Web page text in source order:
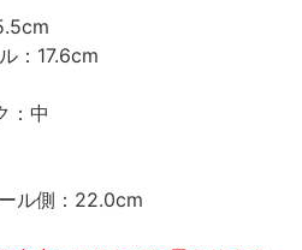
：17.6cm
中
ル側：22.0cm